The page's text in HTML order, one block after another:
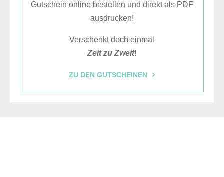
Gutschein online bestellen und direkt als PDF
ausdrucken!
Verschenkt doch einmal
Zeit zu Zweit!
ZU DEN GUTSCHEINEN